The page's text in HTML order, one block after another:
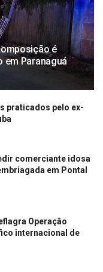
é
em Paranaguá
praticados pelo ex-
comerciante idosa
em Pontal
Operação
internacional de